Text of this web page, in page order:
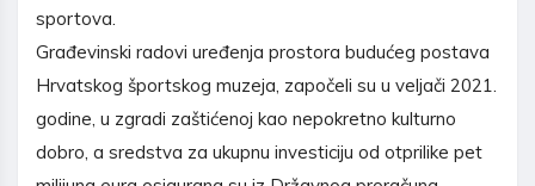
sportova.
Građevinski radovi uređenja prostora budućeg postava
Hrvatskog športskog muzeja, započeli su u veljači 2021.
godine, u zgradi zaštićenoj kao nepokretno kulturno
dobro, a sredstva za ukupnu investiciju od otprilike pet